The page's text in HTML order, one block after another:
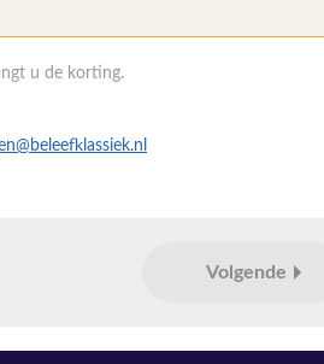
u de korting.
Volgende